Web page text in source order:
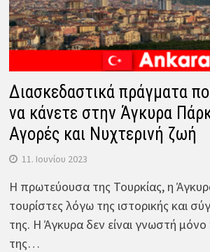
Διασκεδαστικά πράγματα
να κάνετε στην Άγκυρα
Αγορές και Νυχτερινή ζωή
11. Ιουνίου 2023
Η πρωτεύουσα της Τουρκίας, η
τουρίστες λόγω της ιστορικής και
της. Η Άγκυρα δεν είναι γνωστή μόνο
της…